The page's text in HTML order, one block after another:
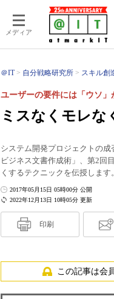
メディア
＠IT 自分戦略研究所 スキル創
ミスなくモレな
ユーザーの要件には「ウソ」
システム開発プロジェクトの
ビジネス文書作成術」、第2回
くするテクニックを伝授します。
2022年12月13日 10時05分 更新
2017年05月15日 05時00分 公開
印刷
この記事は会